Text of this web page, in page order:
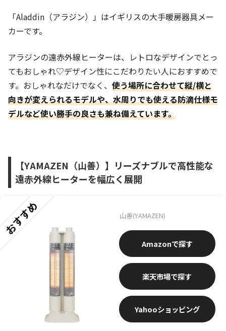
「Aladdin（アラジン）」はイギリスの大手暖房器具メー
カーです。
アラジンの遠赤外線ヒーターは、レトロなデザインでとっ
てもおしゃれ♡デザイン性にこだわりたい人におすすめで
す。おしゃれなだけでなく、 使う場所に合わせて縦/横と
向きが変えられるモデルや、水周りでも使える防滴仕様モ
デルなど使い勝手の良さも兼ね備えています。
【YAMAZEN（山善）】リーズナブルで高性能な
遠赤外線ヒーターを幅広く展開
おすすめ 山善(YAMAZEN)
楽天市場
Amazon
Yahooショッピング